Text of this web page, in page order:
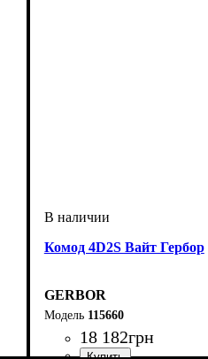
Комод 4D2S Вайт Гербор
GERBOR
115660
18 182грн